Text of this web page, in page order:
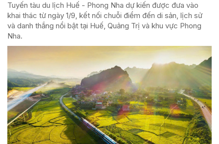
Tuyến tàu du lịch Huế - Phong Nha dự kiến được đưa vào
khai thác từ ngày 1/9, kết nối chuỗi điểm đến di sản, lịch sử
và danh thắng nổi bật tại Huế, Quảng Trị và khu vực Phong
Nha.